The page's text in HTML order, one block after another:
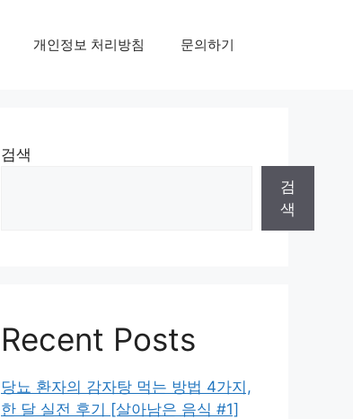
개인정보 처리방침 문의하기
검색
검
색
Recent Posts
당뇨 환자의 감자탕 먹는 방법 4가지,
한 달 실전 후기 [살아남은 음식 #1]